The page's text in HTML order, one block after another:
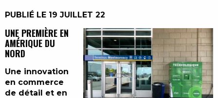
PUBLIÉ LE 19 JUILLET 22
UNE PREMIÈRE EN
AMÉRIQUE DU
NORD
Une innovation
en commerce
de détail et en